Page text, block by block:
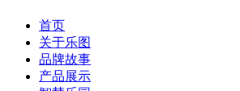
首页
关于乐图
品牌故事
产品展示